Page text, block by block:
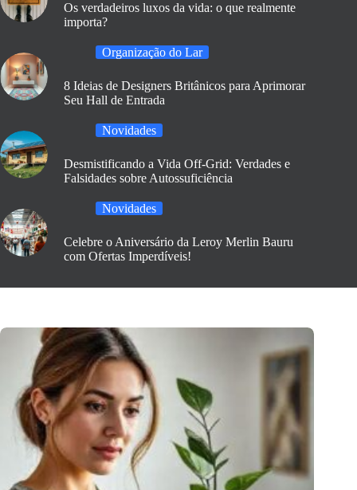
Os verdadeiros luxos da vida: o que realmente
importa?
Organização do Lar
8 Ideias de Designers Britânicos para Aprimorar
Seu Hall de Entrada
Novidades
Desmistificando a Vida Off-Grid: Verdades e
Falsidades sobre Autossuficiência
Novidades
Celebre o Aniversário da Leroy Merlin Bauru
com Ofertas Imperdíveis!